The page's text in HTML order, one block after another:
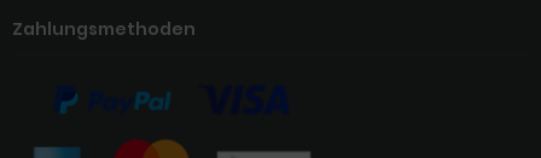
Zahlungsmethoden